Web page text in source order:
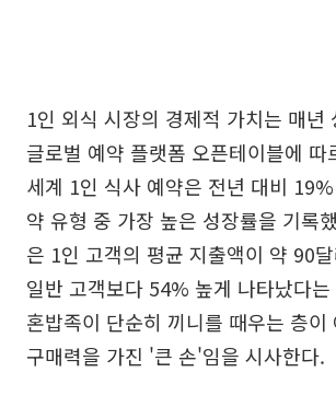
1인 외식 시장의 경제적 가치는 매년
글로벌 예약 플랫폼 오픈테이블에 따
세계 1인 식사 예약은 전년 대비
약 유형 중 가장 높은 성장률을 기록
은 1인 고객의 평균 지출액이 약 90
일반 고객보다 54% 높게 나타났다
혼밥족이 단순히 끼니를 때우는 층이
구매력을 가진 '큰 손'임을 시사한다.